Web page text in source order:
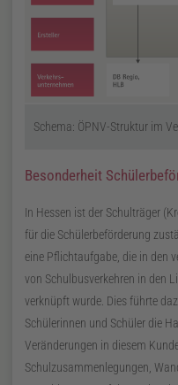
Schema: ÖPNV-Struktur im
Besonderheit
In Hessen ist der Schulträger
für die Schülerbeförderung
eine Pflichtaufgabe, die in den
von Schulbusverkehren in den
verknüpft wurde. Dies führte
Schülerinnen und Schüler die
Veränderungen in diesem
Schulzusammenlegungen,